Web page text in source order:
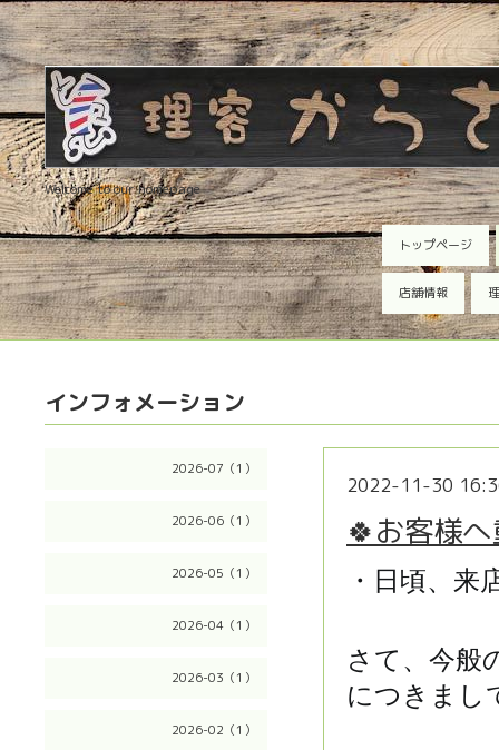
Welcome to our homepage
トップページ
店舗情報
2026-07（1）
2026-06（1）
2026-05（1）
2026-04（1）
2026-03（1）
2026-02（1）
インフォメーション
2022-11-30
🍀お客様
・日頃、
さて、今般
につきまし